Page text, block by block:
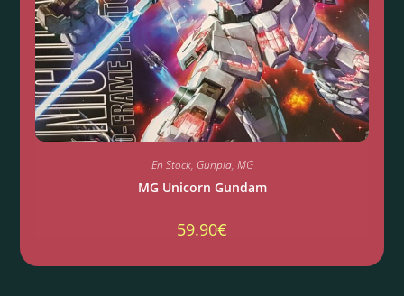
En Stock, Gunpla, MG
MG Unicorn Gundam
59.90€